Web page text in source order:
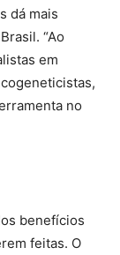
dá mais
“Ao
em
no
benefícios
feitas. O